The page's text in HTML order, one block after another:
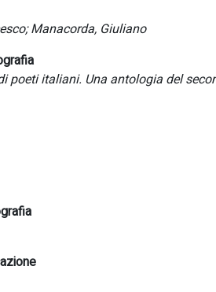
Manacorda, Giuliano
poeti italiani. Una antologia del